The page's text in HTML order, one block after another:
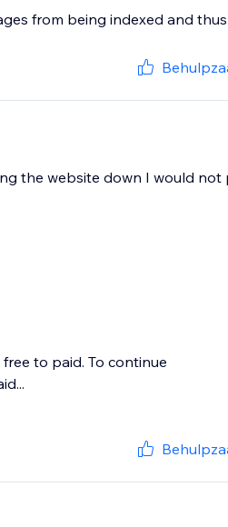
from being indexed and
the website down I would not
to paid. To continue